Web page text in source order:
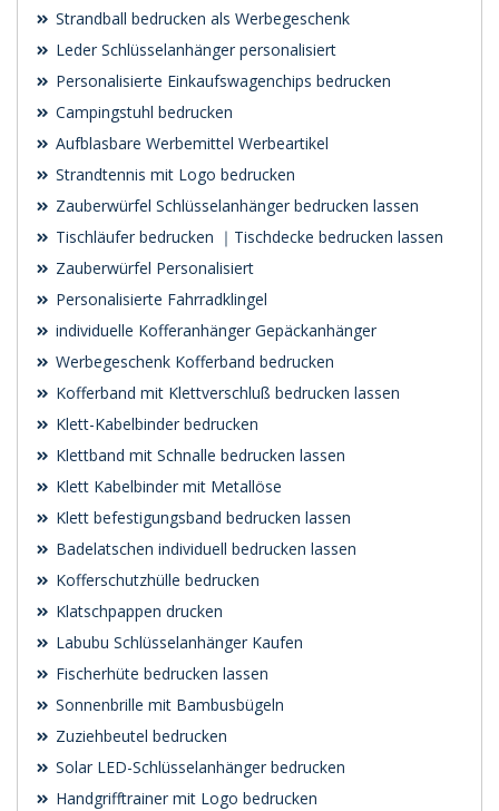
Strandball bedrucken als Werbegeschenk
Leder Schlüsselanhänger personalisiert
Personalisierte Einkaufswagenchips bedrucken
Campingstuhl bedrucken
Aufblasbare Werbemittel Werbeartikel
Strandtennis mit Logo bedrucken
Zauberwürfel Schlüsselanhänger bedrucken lassen
Tischläufer bedrucken ｜Tischdecke bedrucken lassen
Zauberwürfel Personalisiert
Personalisierte Fahrradklingel
individuelle Kofferanhänger Gepäckanhänger
Werbegeschenk Kofferband bedrucken
Kofferband mit Klettverschluß bedrucken lassen
Klett-Kabelbinder bedrucken
Klettband mit Schnalle bedrucken lassen
Klett Kabelbinder mit Metallöse
Klett befestigungsband bedrucken lassen
Badelatschen individuell bedrucken lassen
Kofferschutzhülle bedrucken
Klatschpappen drucken
Labubu Schlüsselanhänger Kaufen
Fischerhüte bedrucken lassen
Sonnenbrille mit Bambusbügeln
Zuziehbeutel bedrucken
Solar LED-Schlüsselanhänger bedrucken
Handgrifftrainer mit Logo bedrucken